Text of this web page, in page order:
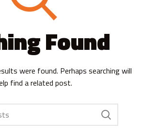
Found
were found. Perhaps searching will
find a related post.